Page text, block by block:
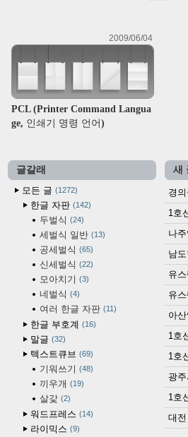
2009/06/04
PCL (Printer Command Langua
ge, 인쇄기 명령 언어)
글갈래
모든 글
1272
한글 자판 142
두벌식 24
세벌식 일반 13
공세벌식 65
신세벌식 22
모아치기 3
네벌식 4
여러 한글 자판 11
한글 부호계 16
말글 32
텍스트큐브 69
기워쓰기 48
끼우개 19
살갗 2
워드프레스 14
라이믹스 9
새
나
대